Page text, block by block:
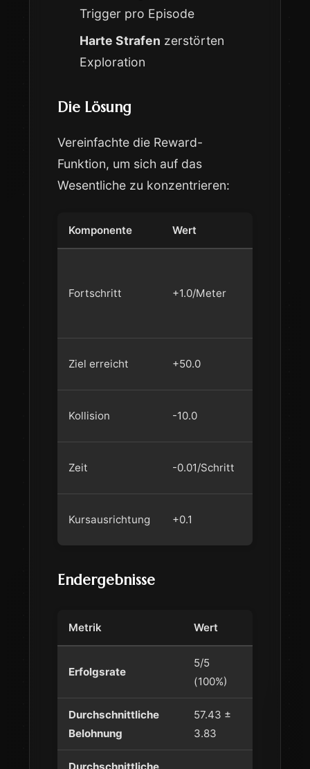
Trigger pro Episode
Harte Strafen zerstörten
Exploration
Die Lösung
Vereinfachte die Reward-
Funktion, um sich auf das
Wesentliche zu konzentrieren:
Komponente Wert
Fortschritt +1.0/Meter
Ziel erreicht +50.0
Kollision -10.0
Zeit -0.01/Schritt
Kursausrichtung +0.1
Endergebnisse
Metrik Wert
Erfolgsrate
5/5
(100%)
Durchschnittliche
Belohnung
57.43 ±
3.83